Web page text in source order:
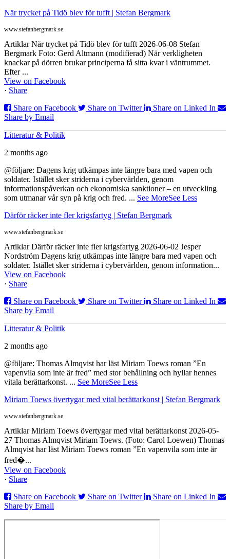
När trycket på Tidö blev för tufft | Stefan Bergmark
www.stefanbergmark.se
Artiklar När trycket på Tidö blev för tufft 2026-06-08 Stefan
Bergmark Foto: Gerd Altmann (modifierad) När verkligheten
knackar på dörren brukar principerna få sitta kvar i väntrummet.
Efter ...
View on Facebook
· Share
Share on Facebook
Share on Twitter
Share on Linked In
Share by Email
Litteratur & Politik
2 months ago
@följare: Dagens krig utkämpas inte längre bara med vapen och
soldater. Istället sker striderna i cybervärlden, genom
informationspåverkan och ekonomiska sanktioner – en utveckling
som utmanar vår syn på krig och fred. ... See MoreSee Less
Därför räcker inte fler krigsfartyg | Stefan Bergmark
www.stefanbergmark.se
Artiklar Därför räcker inte fler krigsfartyg 2026-06-02 Jesper
Nordström Dagens krig utkämpas inte längre bara med vapen och
soldater. Istället sker striderna i cybervärlden, genom information...
View on Facebook
· Share
Share on Facebook
Share on Twitter
Share on Linked In
Share by Email
Litteratur & Politik
2 months ago
@följare: Thomas Almqvist har läst Miriam Toews roman ”En
vapenvila som inte är fred” med stor behållning och hyllar hennes
vitala berättarkonst. ... See MoreSee Less
Miriam Toews övertygar med vital berättarkonst | Stefan Bergmark
www.stefanbergmark.se
Artiklar Miriam Toews övertygar med vital berättarkonst 2026-05-
27 Thomas Almqvist Miriam Toews. (Foto: Carol Loewen) Thomas
Almqvist har läst Miriam Toews roman ”En vapenvila som inte är
fred�...
View on Facebook
· Share
Share on Facebook
Share on Twitter
Share on Linked In
Share by Email